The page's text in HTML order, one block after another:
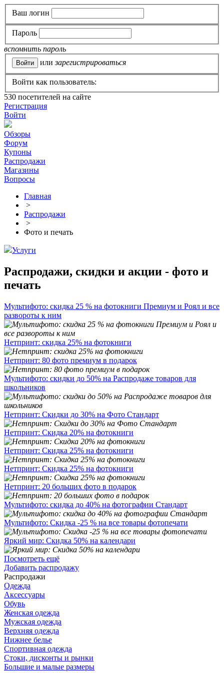
Ваш логин
Пароль
вспомнить пароль
или зарегистрироваться
Войти как пользователь:
530 посетителей на сайте
Регистрация
Войти
Обзоры
Форум
Купоны
Распродажи
Магазины
Вопросы
Главная
>
Распродажи
>
Фото и печать
Услуги
Распродажи, скидки и акции - фото и
печать
Мультифото: скидка 25 % на фотокниги Премиум и Роял и все
развороты к ним
Нетпринт: скидка 25% на фотокниги
Нетпринт: 80 фото премиум в подарок
Мультифото: скидки до 50% на Распродаже товаров для
школьников
Нетпринт: Скидки до 30% на Фото Стандарт
Нетпринт: Скидка 20% на фотокниги
Нетпринт: Скидка 25% на фотокниги
Нетпринт: Скидка 25% на фотокниги
Нетпринт: 20 больших фото в подарок
Мультифото: скидка до 40% на фотографии Стандарт
Мультифото: Скидка -25 % на все товары фотопечати
Яркий мир: Скидка 50% на календари
Посмотреть ещё
Добавить распродажу
Распродажи
Одежда
Аксессуары
Обувь
Женская одежда
Мужская одежда
Верхняя одежда
Нижнее белье
Спортивная одежда
Стоки, дисконты и рынки
Большие и малые размеры